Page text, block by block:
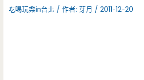
吃喝玩樂in台北 / 作者:芽月 /2011-12-20